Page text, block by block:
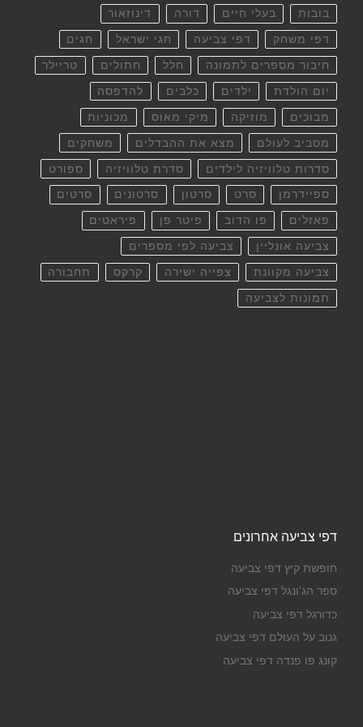
בובות בעלי חיים דורה דינוזאור
דפי משחק דפי צביעה חגי ישראל חגים
חיבור מספרים לתמונה חלל חתולים טריילר
יום הולדת ילדים כלבים להדפסה
מבוכים מוזיקה מיקי מאוס מכוניות
מסביב לעולם מצא את ההבדלים משחקים
סדרות טלוויזיה לילדים סדרת טלוויזיה ספורט
ספיידרמן סרט סרטון סרטונים סרטים
פאזלים פו הדוב פיטר פן פיראטים
צביעה אונליין צביעה לפי מספרים
צביעה מקוונת צפייה ישירה קרקס תחבורה
תמונות לצביעה
דפי צביעה אחרונים
חופשת קיץ דפי צביעה
ספר הג'ונגל דפי צביעה
כדורגל דפי צביעה
גנוב על העולם דפי צביעה
קונג פו פנדה דפי צביעה